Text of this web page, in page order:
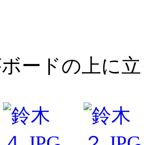
ボードの上に